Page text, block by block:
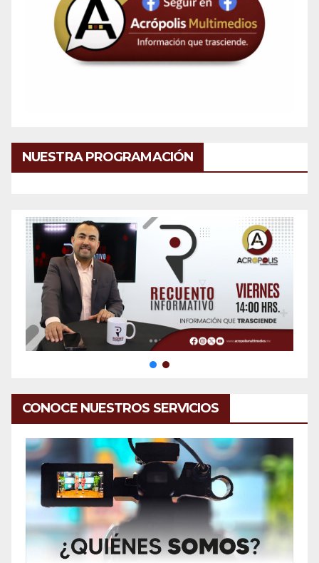
NUESTRA PROGRAMACIÓN
CONOCE NUESTROS SERVICIOS